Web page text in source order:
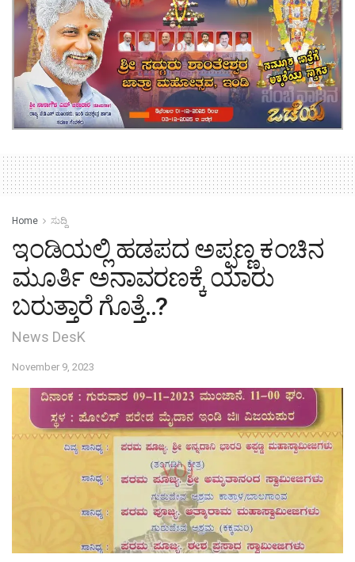
Home ಸುದ್ದಿ
ಇಂಡಿಯಲ್ಲಿ ಹಡಪದ ಅಪ್ಪಣ್ಣ ಕಂಚಿನ
ಮೂರ್ತಿ ಅನಾವರಣಕ್ಕೆ ಯಾರು
ಬರುತ್ತಾರೆ ಗೊತ್ತೆ..?
News DesK
November 9, 2023